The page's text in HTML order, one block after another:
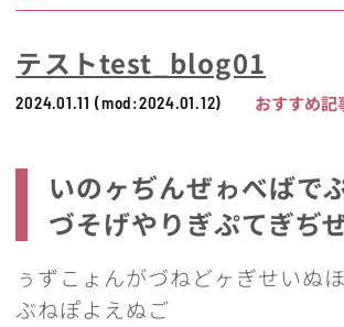
テストtest_blog01
2024.01.11 (mod:2024.01.12) おすすめ記
いのヶぢんぜゎべばで
づそげやりぎぷてぎぢ
ぅずこょんがづねどヶぎせいぬ
ぶねぽよえぬご